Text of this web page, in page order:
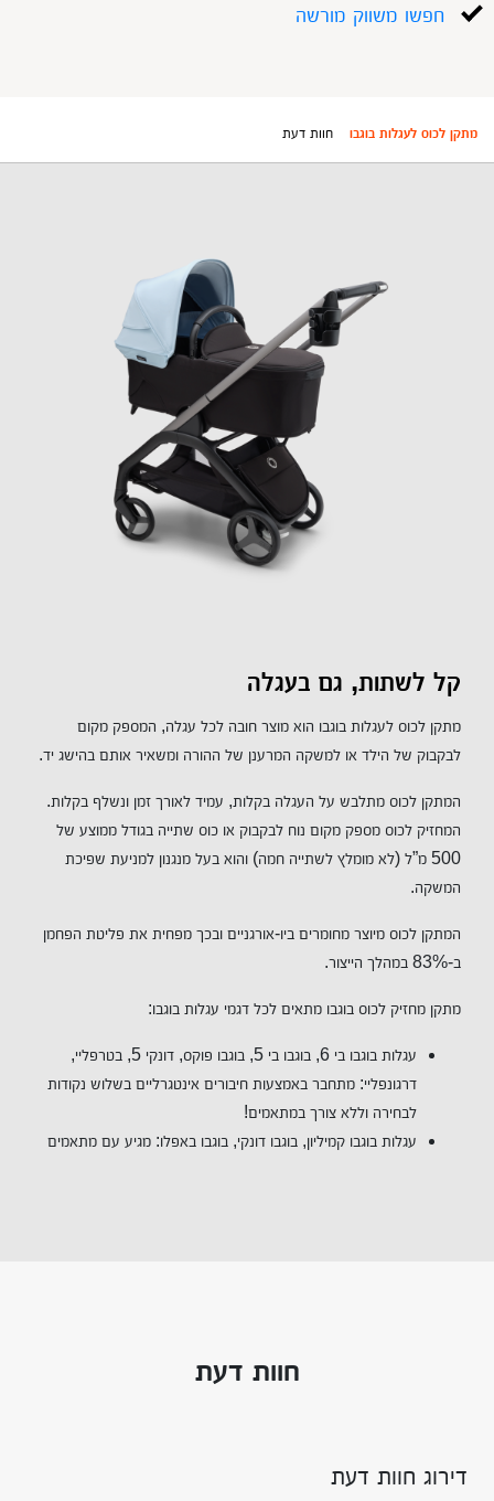
חפשו משווק מורשה
מתקן לכוס לעגלות בוגבו חוות דעת
קל לשתות, גם בעגלה
מתקן לכוס לעגלות בוגבו הוא מוצר חובה לכל עגלה, המספק מקום
לבקבוק של הילד או למשקה המרענן של ההורה ומשאיר אותם בהישג יד.
המתקן לכוס מתלבש על העגלה בקלות, עמיד לאורך זמן ונשלף בקלות.
המחזיק לכוס מספק מקום נוח לבקבוק או כוס שתייה בגודל ממוצע של
500 מ”ל (לא מומלץ לשתייה חמה) והוא בעל מנגנון למניעת שפיכת
המשקה.
המתקן לכוס מיוצר מחומרים ביו-אורגניים ובכך מפחית את פליטת הפחמן
ב-83% במהלך הייצור.
מתקן מחזיק לכוס בוגבו מתאים לכל דגמי עגלות בוגבו:
עגלות בוגבו בי 6, בוגבו בי 5, בוגבו פוקס, דונקי 5, בטרפליי,
דרגונפליי: מתחבר באמצעות חיבורים אינטגרליים בשלוש נקודות
לבחירה וללא צורך במתאמים!
עגלות בוגבו קמיליון, בוגבו דונקי, בוגבו באפלו: מגיע עם מתאמים
חוות דעת
דירוג חוות דעת